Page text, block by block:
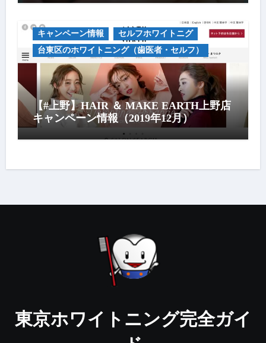
キャンペーン情報
セルフホワイトニグ
台東区のホワイトニング（歯医者・セルフ）
【#上野】HAIR ＆ MAKE EARTH上野店
キャンペーン情報（2019年12月）
東京ホワイトニング完全ガイ